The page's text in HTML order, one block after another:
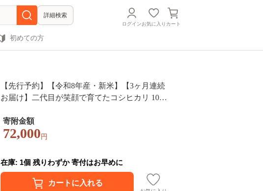
詳細検索
ログインお気に入り カート
初めての方
【先行予約】【令和8年産・新米】【3ヶ月連続
お届け】二代目が笑顔で育てたコシヒカリ 10kg
定】 ～福井県産 生産者直送！～（無洗米）【定
期便 お米 こしひかり ぶつき米 無洗米 玄米 白米
気 ふるさと納税米】 [G-0229_05]
寄附金額
72,000 円
在庫: 1個 残りわずか 寄付はお早めに